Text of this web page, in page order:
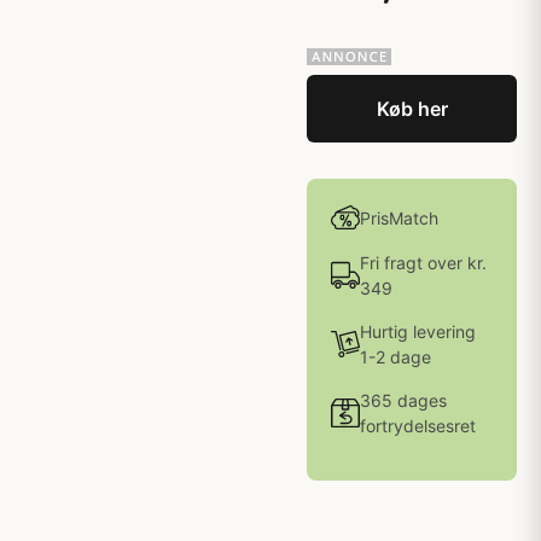
Køb her
PrisMatch
Fri fragt over kr.
349
Hurtig levering
1-2 dage
365 dages
fortrydelsesret